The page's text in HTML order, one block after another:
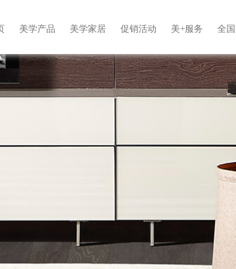
美学产品 美学家居 促销活动 美+服务 全